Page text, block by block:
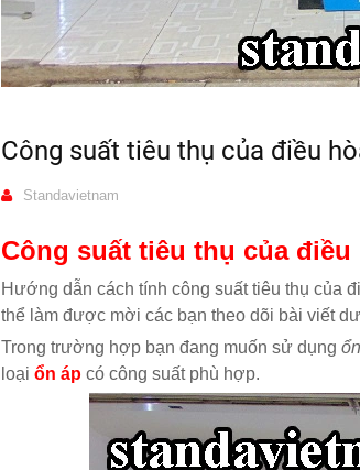
Công suất tiêu thụ của điều
Standavietnam
Công suất tiêu thụ của điều
Hướng dẫn cách tính công suất tiêu thụ của
thể làm được mời các bạn theo dõi bài viết
Trong trường hợp bạn đang muốn sử dụng
loại ổn áp có công suất phù hợp.